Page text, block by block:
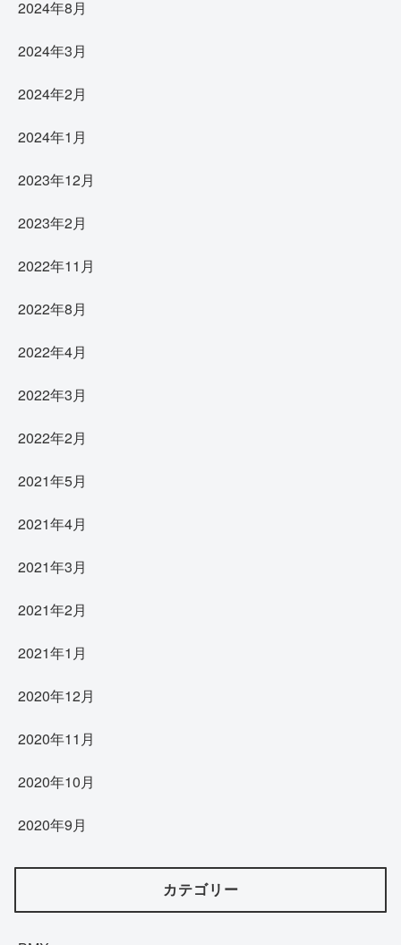
2024年8月
2024年3月
2024年2月
2024年1月
2023年12月
2023年2月
2022年11月
2022年8月
2022年4月
2022年3月
2022年2月
2021年5月
2021年4月
2021年3月
2021年2月
2021年1月
2020年12月
2020年11月
2020年10月
2020年9月
カテゴリー